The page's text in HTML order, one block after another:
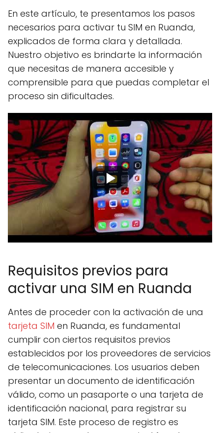
En este artículo, te presentamos los pasos
necesarios para activar tu SIM en Ruanda,
explicados de forma clara y detallada.
Nuestro objetivo es brindarte la información
que necesitas de manera accesible y
comprensible para que puedas completar el
proceso sin dificultades.
Requisitos previos para
activar una SIM en Ruanda
Antes de proceder con la activación de una
tarjeta SIM en Ruanda, es fundamental
cumplir con ciertos requisitos previos
establecidos por los proveedores de servicios
de telecomunicaciones. Los usuarios deben
presentar un documento de identificación
válido, como un pasaporte o una tarjeta de
identificación nacional, para registrar su
tarjeta SIM. Este proceso de registro es